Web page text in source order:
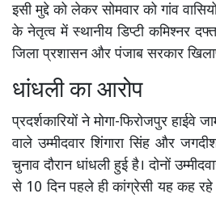
इसी मुद्दे को लेकर सोमवार को गांव
के नेतृत्व में स्थानीय डिप्टी कमिश्नर
जिला प्रशासन और पंजाब सरकार
धांधली का आरोप
प्रदर्शकारियों ने मोगा-फिरोजपुर हाईवे
वाले उम्मीदवार शिंगारा सिंह और
चुनाव दौरान धांधली हुई है। दोनों
से 10 दिन पहले ही कांग्रेसी यह कह